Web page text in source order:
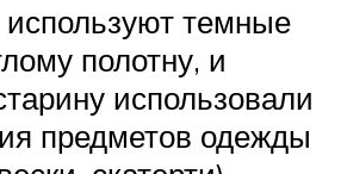
используют темные
полотну, и
использовали
предметов одежды